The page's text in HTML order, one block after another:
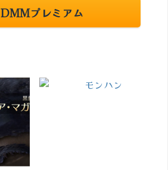
DMMプレミアム